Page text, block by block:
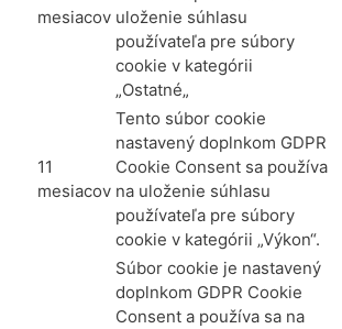
mesiacov uloženie súhlasu
používateľa pre súbory
cookie v kategórii
„Ostatné„
11
mesiacov
Tento súbor cookie
nastavený doplnkom GDPR
Cookie Consent sa používa
na uloženie súhlasu
používateľa pre súbory
cookie v kategórii „Výkon“.
Súbor cookie je nastavený
doplnkom GDPR Cookie
Consent a používa sa na